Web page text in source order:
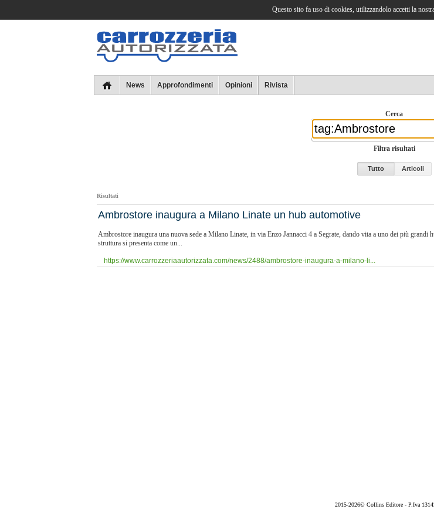
News Approfondimenti Opinioni Rivista
Cerca
Filtra risultati
Tutto Articoli
Risultati
Ambrostore inaugura a Milano Linate un hub automotive
Ambrostore inaugura una nuova sede a Milano Linate, in via Enzo Jannacci 4 a Segrate, dando vita a uno dei più
struttura si presenta come un...
https://www.carrozzeriaautorizzata.com/news/2488/ambrostore-inaugura-a-milano-li...
2015-2026© Collins Editore - P.Iva
Questo sito fa uso di cookies, utilizzandolo accetti la